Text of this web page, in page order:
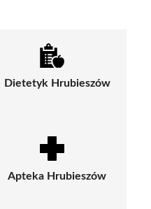
Dietetyk Hrubieszów
Apteka Hrubieszów